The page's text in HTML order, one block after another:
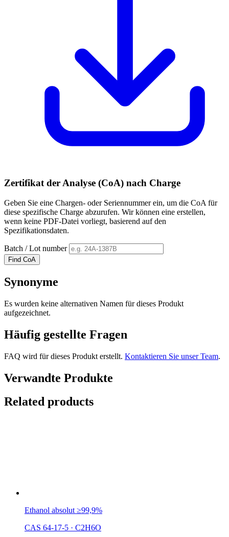
Zertifikat der Analyse (CoA) nach Charge
Geben Sie eine Chargen- oder Seriennummer ein, um die CoA für
diese spezifische Charge abzurufen. Wir können eine erstellen,
wenn keine PDF-Datei vorliegt, basierend auf den
Spezifikationsdaten.
Batch / Lot number
Find CoA
Synonyme
Es wurden keine alternativen Namen für dieses Produkt
aufgezeichnet.
Häufig gestellte Fragen
FAQ wird für dieses Produkt erstellt. Kontaktieren Sie unser Team.
Verwandte Produkte
Related products
Ethanol absolut ≥99,9%
CAS 64-17-5 · C2H6O